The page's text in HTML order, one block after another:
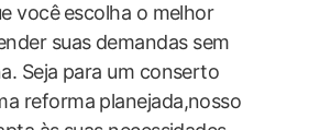
você⁤ escolha ‍o melhor
suas demandas sem​
Seja para um‌ conserto
reforma planejada,nosso